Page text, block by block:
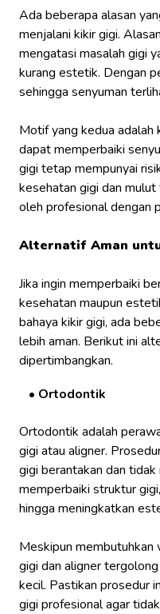
Ada beberapa alasan
menjalani kikir gigi.
mengatasi masalah gigi
kurang estetik. Dengan
sehingga senyuman
Motif yang kedua adalah
dapat memperbaiki
gigi tetap mempunyai
kesehatan gigi dan
oleh profesional dengan
Alternatif Aman
Jika ingin memperbaiki
kesehatan maupun
bahaya kikir gigi, ada
lebih aman. Berikut ini
dipertimbangkan.
Ortodontik
Ortodontik adalah
gigi atau aligner.
gigi berantakan dan
memperbaiki struktur
hingga meningkatkan
Meskipun
gigi dan aligner
kecil. Pastikan prosedur
gigi profesional agar